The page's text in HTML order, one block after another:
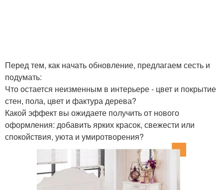
Перед тем, как начать обновление, предлагаем сесть и
подумать:
Что остается неизменным в интерьере - цвет и покрытие
стен, пола, цвет и фактура дерева?
Какой эффект вы ожидаете получить от нового
оформления: добавить ярких красок, свежести или
спокойствия, уюта и умиротворения?